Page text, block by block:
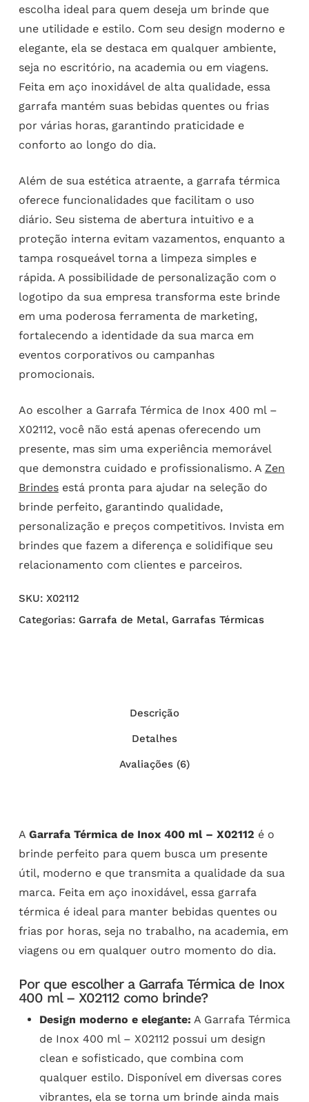
escolha ideal para quem deseja um brinde que
une utilidade e estilo. Com seu design moderno e
elegante, ela se destaca em qualquer ambiente,
seja no escritório, na academia ou em viagens.
Feita em aço inoxidável de alta qualidade, essa
garrafa mantém suas bebidas quentes ou frias
por várias horas, garantindo praticidade e
conforto ao longo do dia.
Além de sua estética atraente, a garrafa térmica
oferece funcionalidades que facilitam o uso
diário. Seu sistema de abertura intuitivo e a
proteção interna evitam vazamentos, enquanto a
tampa rosqueável torna a limpeza simples e
rápida. A possibilidade de personalização com o
logotipo da sua empresa transforma este brinde
em uma poderosa ferramenta de marketing,
fortalecendo a identidade da sua marca em
eventos corporativos ou campanhas
promocionais.
Ao escolher a Garrafa Térmica de Inox 400 ml –
X02112, você não está apenas oferecendo um
presente, mas sim uma experiência memorável
que demonstra cuidado e profissionalismo. A Zen
Brindesestá pronta para ajudar na seleção do
brinde perfeito, garantindo qualidade,
personalização e preços competitivos. Invista em
brindes que fazem a diferença e solidifique seu
relacionamento com clientes e parceiros.
SKU: X02112
Categorias: Garrafa de Metal, Garrafas Térmicas
Descrição
Detalhes
Avaliações (6)
A Garrafa Térmica de Inox 400 ml – X02112 é o
brinde perfeito para quem busca um presente
útil, moderno e que transmita a qualidade da sua
marca. Feita em aço inoxidável, essa garrafa
térmica é ideal para manter bebidas quentes ou
frias por horas, seja no trabalho, na academia, em
viagens ou em qualquer outro momento do dia.
Por que escolher a Garrafa Térmica de Inox
400 ml – X02112 como brinde?
Design moderno e elegante: A Garrafa Térmica
de Inox 400 ml – X02112 possui um design
clean e sofisticado, que combina com
qualquer estilo. Disponível em diversas cores
vibrantes, ela se torna um brinde ainda mais